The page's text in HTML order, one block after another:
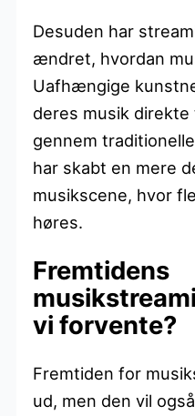
Desuden har
ændret, hvordan
Uafhængige
deres musik
gennem
har skabt en mere
musikscene, hvor
høres.
Fremtidens
vi forvente?
Fremtiden for
ud, men den vil